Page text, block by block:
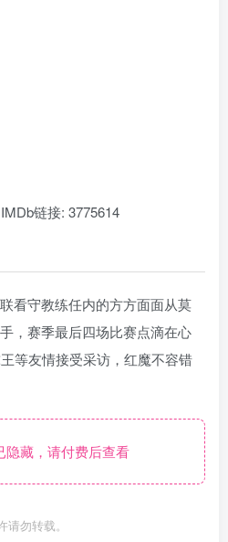
链接: 3775614
看守教练任内的方方面面从莫
，赛季最后四场比赛点滴在心
等友情接受采访，红魔不容错
藏，请付费后查看
勿转载。